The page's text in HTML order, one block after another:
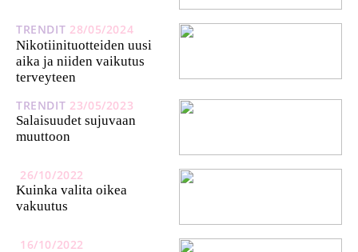
TRENDIT 28/05/2024
Nikotiinituotteiden uusi
aika ja niiden vaikutus
terveyteen
TRENDIT 23/05/2023
Salaisuudet sujuvaan
muuttoon
26/10/2022
Kuinka valita oikea
vakuutus
16/10/2022